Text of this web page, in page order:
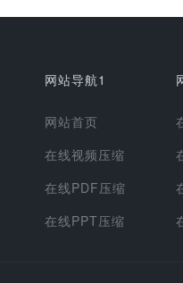
网站导航1
网站首页
在线视频压缩
在线PDF压缩
在线PPT压缩